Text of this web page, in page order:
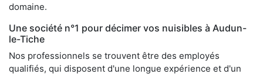
domaine.
Une société n°1 pour décimer vos nuisibles à Audun-
le-Tiche
Nos professionnels se trouvent être des employés
qualifiés, qui disposent d'une longue expérience et d'un